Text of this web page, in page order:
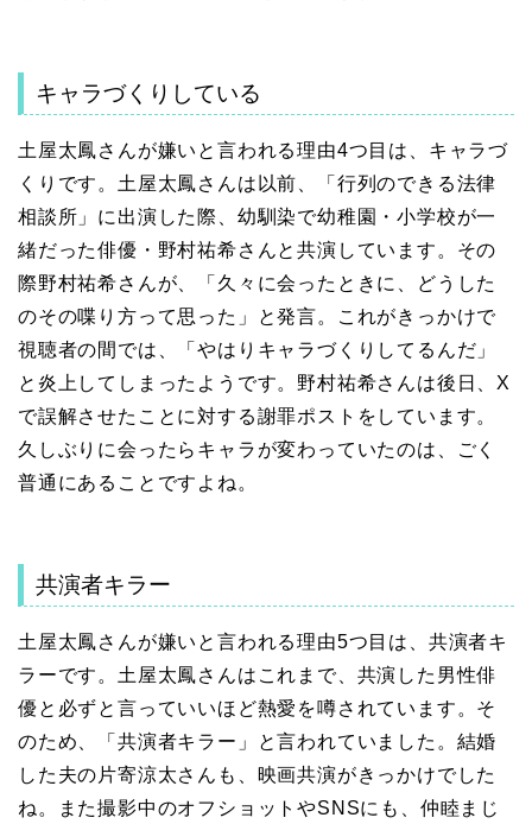
キャラづくりしている
土屋太鳳さんが嫌いと言われる理由4つ目は、キャラづ
くりです。土屋太鳳さんは以前、「行列のできる法律
相談所」に出演した際、幼馴染で幼稚園・小学校が一
緒だった俳優・野村祐希さんと共演しています。その
際野村祐希さんが、「久々に会ったときに、どうした
のその喋り方って思った」と発言。これがきっかけで
視聴者の間では、「やはりキャラづくりしてるんだ」
と炎上してしまったようです。野村祐希さんは後日、X
で誤解させたことに対する謝罪ポストをしています。
久しぶりに会ったらキャラが変わっていたのは、ごく
普通にあることですよね。
共演者キラー
土屋太鳳さんが嫌いと言われる理由5つ目は、共演者キ
ラーです。土屋太鳳さんはこれまで、共演した男性俳
優と必ずと言っていいほど熱愛を噂されています。そ
のため、「共演者キラー」と言われていました。結婚
した夫の片寄涼太さんも、映画共演がきっかけでした
ね。また撮影中のオフショットやSNSにも、仲睦まじ